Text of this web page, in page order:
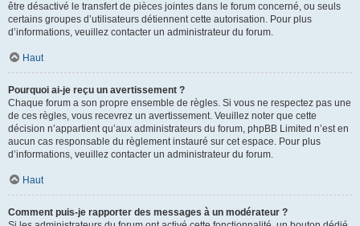
être désactivé le transfert de pièces jointes dans le forum concerné, ou seuls
certains groupes d’utilisateurs détiennent cette autorisation. Pour plus
d’informations, veuillez contacter un administrateur du forum.
Haut
Pourquoi ai-je reçu un avertissement ?
Chaque forum a son propre ensemble de règles. Si vous ne respectez pas une
de ces règles, vous recevrez un avertissement. Veuillez noter que cette
décision n’appartient qu’aux administrateurs du forum, phpBB Limited n’est en
aucun cas responsable du règlement instauré sur cet espace. Pour plus
d’informations, veuillez contacter un administrateur du forum.
Haut
Comment puis-je rapporter des messages à un modérateur ?